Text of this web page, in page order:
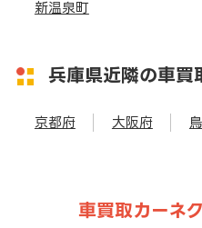
新温泉町
兵庫県近隣の車買
京都府 大阪府
車買取カーネ